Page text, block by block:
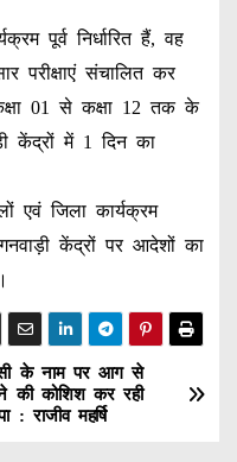
पूर्व निर्धारित हैं, वह
परीक्षाएं संचालित कर
01 से कक्षा 12 तक के
केंद्रों में 1 दिन का
एवं जिला कार्यक्रम
केंद्रों पर आदेशों का
के नाम पर आग से
की कोशिश कर रही
: राजीव महर्षि